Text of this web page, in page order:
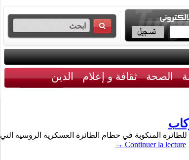
الصحة ثقافة و إعلام الدين
عثرت على الصندوق الأسود الثاني للطائرة المنكوبة في حطام الطائرة العسكرية الروسية التي
Continuer la lecture
→